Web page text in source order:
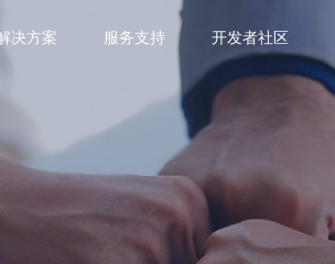
决方案 服务支持 开发者社区